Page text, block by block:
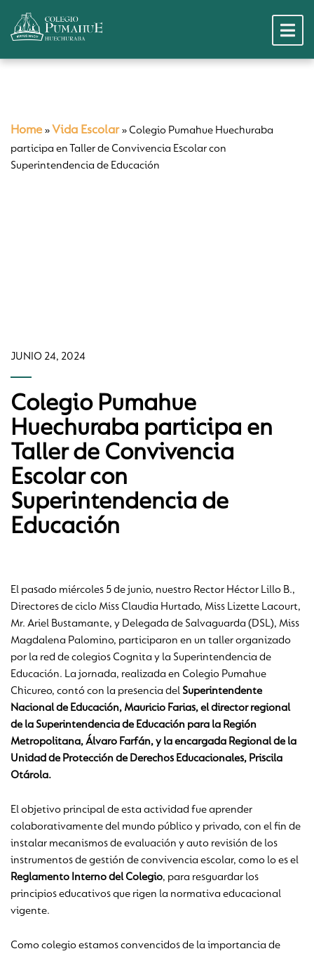
Home » Vida Escolar» Colegio Pumahue Huechuraba
participa en Taller de Convivencia Escolar con
Superintendencia de Educación
JUNIO 24, 2024
Colegio Pumahue
Huechuraba participa en
Taller de Convivencia
Escolar con
Superintendencia de
Educación
El pasado miércoles 5 de junio, nuestro Rector Héctor Lillo B.,
Directores de ciclo Miss Claudia Hurtado, Miss Lizette Lacourt,
Mr. Ariel Bustamante, y Delegada de Salvaguarda (DSL), Miss
Magdalena Palomino, participaron en un taller organizado
por la red de colegios Cognita y la Superintendencia de
Educación. La jornada, realizada en Colegio Pumahue
Chicureo, contó con la presencia del Superintendente
Nacional de Educación, Mauricio Farias, el director regional
de la Superintendencia de Educación para la Región
Metropolitana, Álvaro Farfán, y la encargada Regional de la
Unidad de Protección de Derechos Educacionales, Priscila
Otárola.
El objetivo principal de esta actividad fue aprender
colaborativamente del mundo público y privado, con el fin de
instalar mecanismos de evaluación y auto revisión de los
instrumentos de gestión de convivencia escolar, como lo es el
Reglamento Interno del Colegio, para resguardar los
principios educativos que rigen la normativa educacional
vigente.
Como colegio estamos convencidos de la importancia de